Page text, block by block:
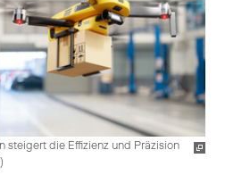
steigert die Effizienz und Präzision
)